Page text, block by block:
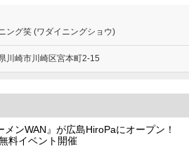
ング笑 (ワダイニングショウ)
川崎市川崎区宮本町2-15
ンWAN』が広島HiroPaにオープン！
料イベント開催